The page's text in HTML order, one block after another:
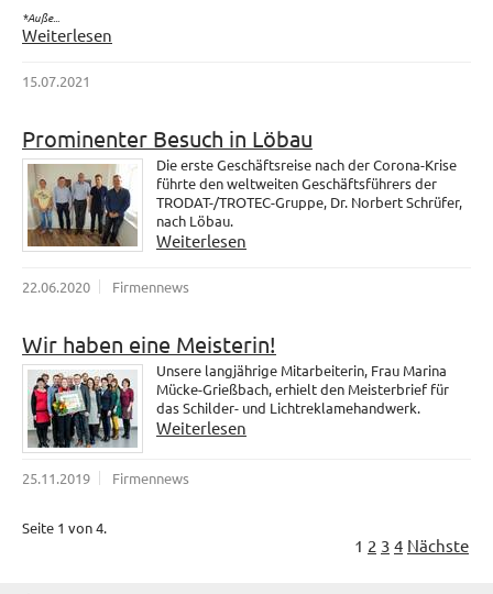
*Auße...
Weiterlesen
15.07.2021
Prominenter Besuch in Löbau
Die erste Geschäftsreise nach der Corona-Krise
führte den weltweiten Geschäftsführers der
TRODAT-/TROTEC-Gruppe, Dr. Norbert Schrüfer,
nach Löbau.
Weiterlesen
22.06.2020 Firmennews
Wir haben eine Meisterin!
Unsere langjährige Mitarbeiterin, Frau Marina
Mücke-Grießbach, erhielt den Meisterbrief für
das Schilder- und Lichtreklamehandwerk.
Weiterlesen
25.11.2019 Firmennews
Seite 1 von 4.
1 2 3 4 Nächste